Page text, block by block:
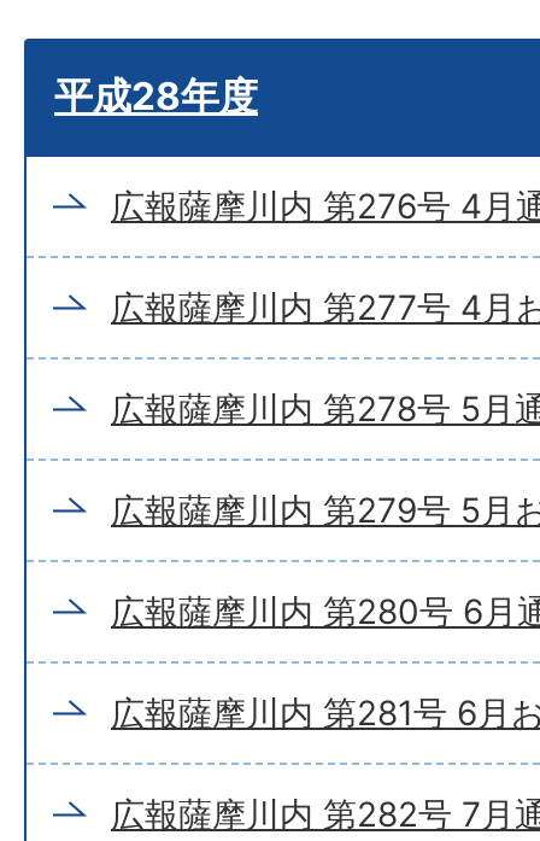
平成28年度
広報薩摩川内 第276号 4月
広報薩摩川内 第277号 4月
広報薩摩川内 第278号 5月
広報薩摩川内 第279号 5月
広報薩摩川内 第280号 6月
広報薩摩川内 第281号 6月
広報薩摩川内 第282号 7月